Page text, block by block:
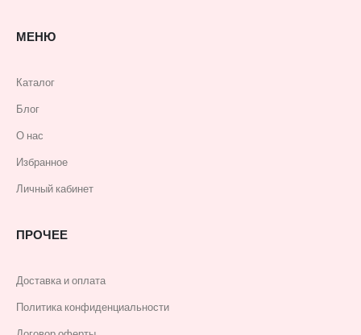
МЕНЮ
Каталог
Блог
О нас
Избранное
Личный кабинет
ПРОЧЕЕ
Доставка и оплата
Политика конфиденциальности